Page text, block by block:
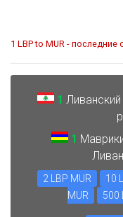
1 LBP to MUR -
1
1
2 LBP MUR 10
MUR
500